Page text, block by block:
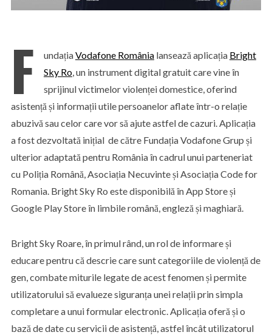
F undațiaVodafone Românialansează aplicația Bright
Sky Ro, un instrument digital gratuit care vine în
sprijinul victimelor violenței domestice, oferind
asistență și informații utile persoanelor aflate într-o relație
abuzivă sau celor care vor să ajute astfel de cazuri. Aplicația
a fost dezvoltată inițial de către Fundația Vodafone Grup și
ulterior adaptată pentru România în cadrul unui parteneriat
cu Poliția Română, Asociația Necuvinte și Asociația Code for
Romania. Bright Sky Ro este disponibilă în App Store și
Google Play Store în limbile română, engleză și maghiară.
Bright Sky Roare, în primul rând, un rol de informare și
educare pentru că descrie care sunt categoriile de violență de
gen, combate miturile legate de acest fenomen și permite
utilizatorului să evalueze siguranța unei relații prin simpla
completare a unui formular electronic. Aplicația oferă și o
bază de date cu servicii de asistență, astfel încât utilizatorul